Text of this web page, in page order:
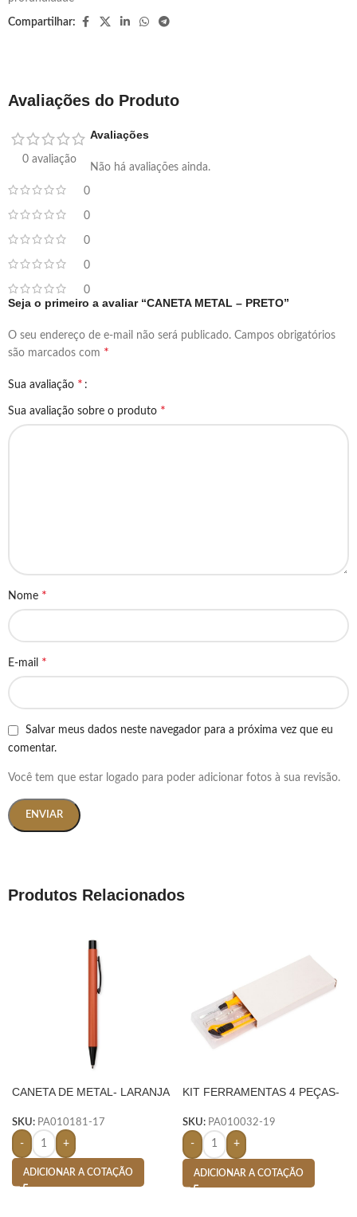
Compartilhar:
Avaliações do Produto
0 avaliação
0
0
0
0
0
Avaliações
Não há avaliações ainda.
Seja o primeiro a avaliar “CANETA METAL – PRETO”
O seu endereço de e-mail não será publicado. Campos obrigatórios
são marcados com *
Sua avaliação *
Sua avaliação sobre o produto *
Nome *
E-mail *
Salvar meus dados neste navegador para a próxima vez que eu
comentar.
Você tem que estar logado para poder adicionar fotos à sua revisão.
Produtos Relacionados
CANETA DE METAL- LARANJA
SKU: PA010181-17
- +
ADICIONAR A COTAÇÃO
KIT FERRAMENTAS 4 PEÇAS-
SKU: PA010032-19
- +
ADICIONAR A COTAÇÃO